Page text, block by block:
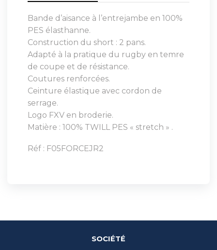
Bande d’aisance à l’entrejambe en 100%
PES élasthanne.
Construction du short : 2 pans.
Adapté à la pratique du rugby en temre
de coupe et de résistance.
Coutures renforcées.
Ceinture élastique avec cordon de
serrage.
Logo FXV en broderie.
Matière : 100% TWILL PES « stretch » .
Réf : F05FORCEJR2
SOCIÉTÉ